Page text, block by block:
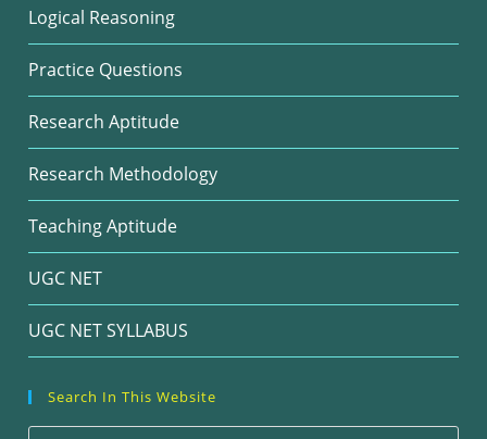
Logical Reasoning
Practice Questions
Research Aptitude
Research Methodology
Teaching Aptitude
UGC NET
UGC NET SYLLABUS
Search In This Website